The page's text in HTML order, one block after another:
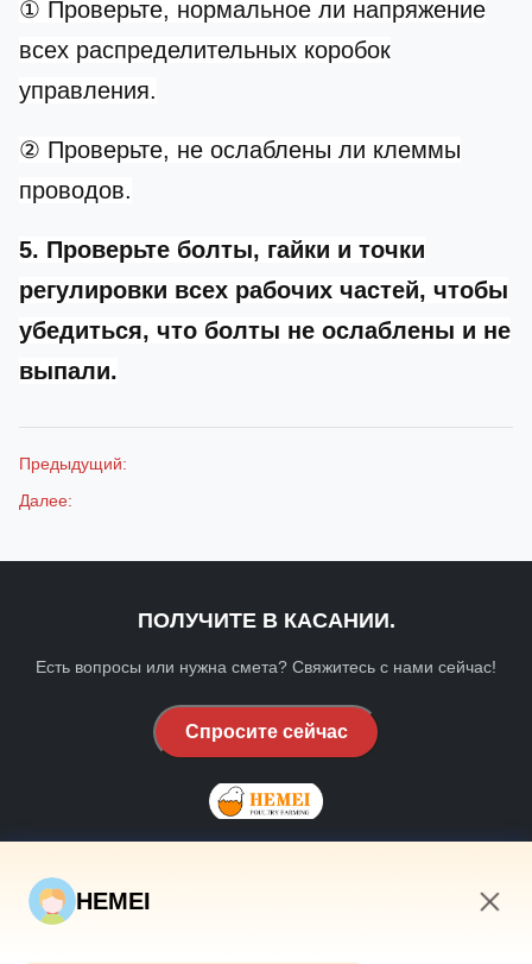
① Проверьте, нормальное ли напряжение
всех распределительных коробок
управления.
② Проверьте, не ослаблены ли клеммы
проводов.
5. Проверьте болты, гайки и точки
регулировки всех рабочих частей, чтобы
убедиться, что болты не ослаблены и не
выпали.
Предыдущий:
Далее:
ПОЛУЧИТЕ В КАСАНИИ.
Есть вопросы или нужна смета? Свяжитесь с нами сейчас!
Спросите сейчас
HEMEI